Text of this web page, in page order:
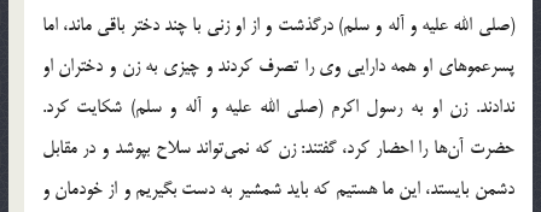
(صلی الله علیه و آله و سلم) درگذشت و از او زنی با چند دختر باقی ماند، اما
پسرعموهای او همه دارایی وی را تصرف کردند و چیزی به زن و دختران او
ندادند. زن او به رسول اکرم (صلی الله علیه و آله و سلم) شکایت کرد.
حضرت آن‌ها را احضار کرد، گفتند: زن که نمی‌تواند سلاح بپوشد و در مقابل
دشمن بایستد، این ما هستیم که باید شمشیر به دست بگیریم و از خودمان و